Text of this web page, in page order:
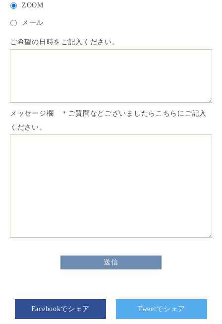
ZOOM
メール
ご希望の日時をご記入ください。
メッセージ欄 ＊ご質問などございましたらこちらにご記入
ください。
Facebookでシェア Tweetでシェア